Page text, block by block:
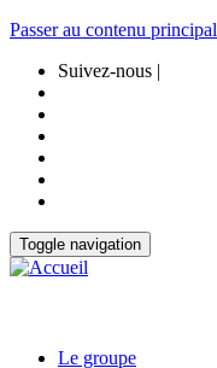
Passer au contenu principal
Suivez-nous |
Toggle navigation
Le groupe